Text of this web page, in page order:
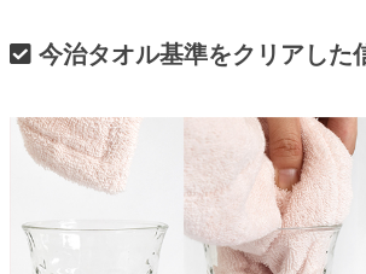
今治タオル基準をクリアした